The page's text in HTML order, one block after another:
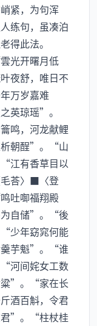
紧，为句浑
练句，虽凑泊
得此法。
光开曙月低
夜舒，唯日不
万岁嘉难
英琼瑶”。
鸣，河龙献鲤
析朝酲”。“山
江有香草目以
荅〉■〈登
吐啣福翔殿
自储”。“後
少年窈窕何能
羹芋魁”。“谁
河间姹女工数
粱”。“家在长
酒百斛，令君
君”。“柱杖桂